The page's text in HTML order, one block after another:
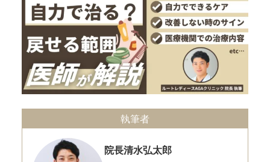
執筆者
院長清水弘太郎